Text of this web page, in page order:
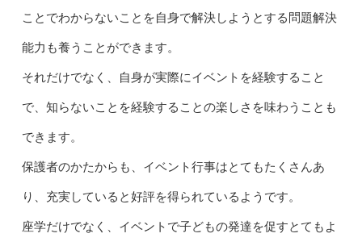
ことでわからないことを自身で解決しようとする問題解決
能力も養うことができます。
それだけでなく、自身が実際にイベントを経験すること
で、知らないことを経験することの楽しさを味わうことも
できます。
保護者のかたからも、イベント行事はとてもたくさんあ
り、充実していると好評を得られているようです。
座学だけでなく、イベントで子どもの発達を促すとてもよ